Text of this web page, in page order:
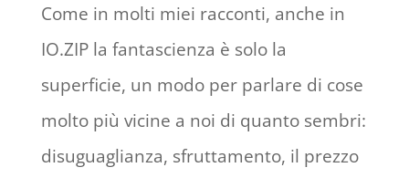
Come in molti miei racconti, anche in
IO.ZIP la fantascienza è solo la
superficie, un modo per parlare di cose
molto più vicine a noi di quanto sembri:
disuguaglianza, sfruttamento, il prezzo